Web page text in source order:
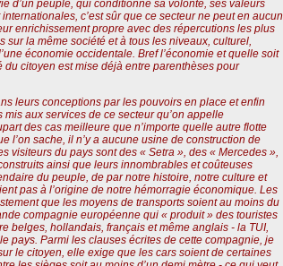
d’un peuple, qui conditionne sa volonté, ses valeurs
c’est sûr que ce secteur ne peut en aucun
enrichissement propre avec des répercutions les plus
la même société et à tous les niveaux, culturel,
économie occidentale. Bref l’économie et quelle soit
citoyen est mise déjà entre parenthèses pour
leurs conceptions par les pouvoirs en place et enfin
aux services de ce secteur qu’on appelle
des cas meilleure que n’importe quelle autre flotte
l’on sache, il n’y a aucune usine de construction de
visiteurs du pays sont des « Setra », des « Mercedes »,
ainsi que leurs innombrables et coûteuses
du peuple, de par notre histoire, notre culture et
pas à l’origine de notre hémorragie économique. Les
que les moyens de transports soient au moins du
compagnie européenne qui « produit » des touristes
belges, hollandais, français et même anglais - la TUI,
pays. Parmi les clauses écrites de cette compagnie, je
le citoyen, elle exige que les cars soient de certaines